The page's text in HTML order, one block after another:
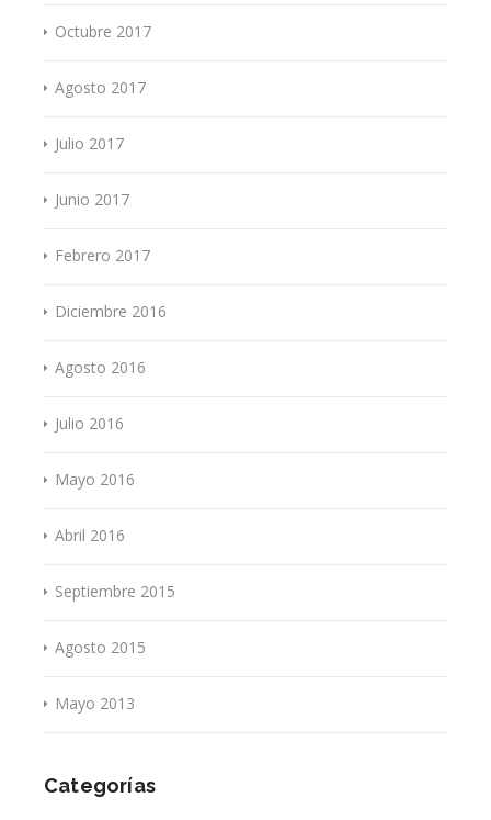
Octubre 2017
Agosto 2017
Julio 2017
Junio 2017
Febrero 2017
Diciembre 2016
Agosto 2016
Julio 2016
Mayo 2016
Abril 2016
Septiembre 2015
Agosto 2015
Mayo 2013
Categorías